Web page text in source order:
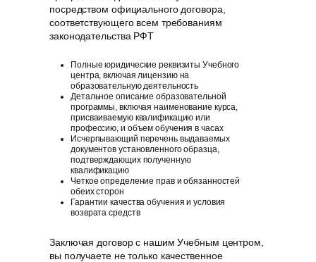
посредством официального договора,
соответствующего всем требованиям
законодательства РФT
Полные юридические реквизиты Учебного
центра, включая лицензию на
образовательную деятельность
Детальное описание образовательной
программы, включая наименование курса,
присваиваемую квалификацию или
профессию, и объем обучения в часах
Исчерпывающий перечень выдаваемых
документов установленного образца,
подтверждающих полученную
квалификацию
Четкое определение прав и обязанностей
обеих сторон
Гарантии качества обучения и условия
возврата средств
Заключая договор с нашим Учебным центром,
вы получаете не только качественное